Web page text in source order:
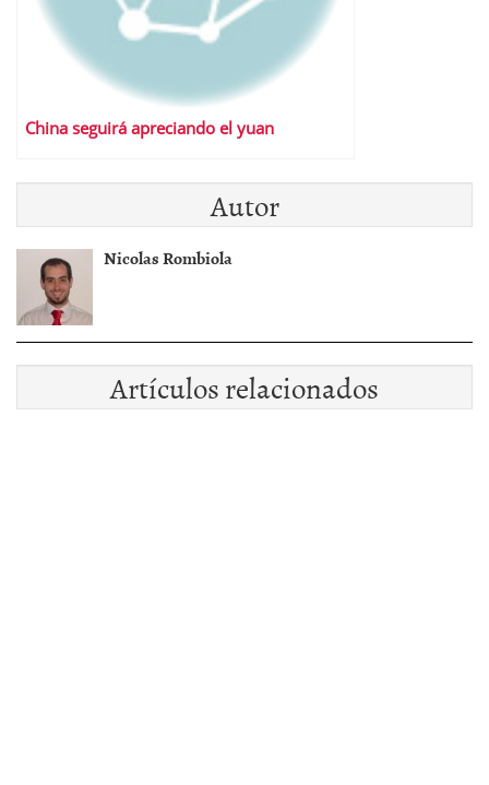
China seguirá apreciando el yuan
Autor
Nicolas Rombiola
Artículos relacionados